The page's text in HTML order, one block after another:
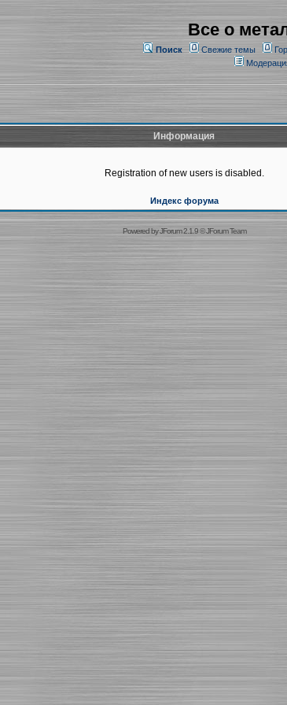
Все о
Поиск Свежие темы
Информация
Registration of new users is disabled.
Индекс форума
Powered byJForum 2.1.9©JForum Team